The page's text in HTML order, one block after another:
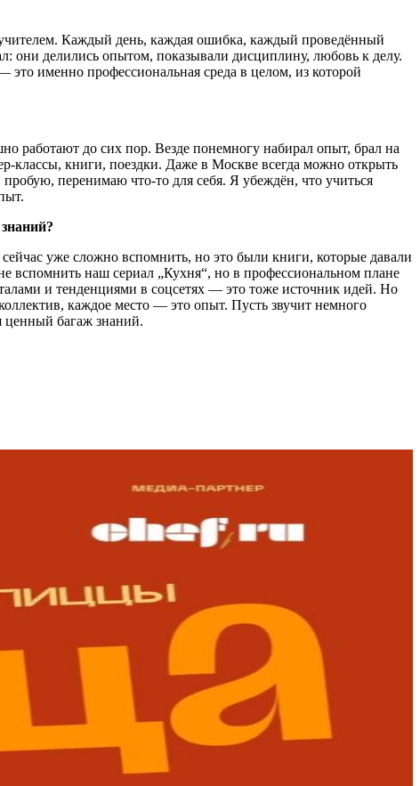
учителем. Каждый день, каждая ошибка, каждый проведённый
они делились опытом, показывали дисциплину, любовь к делу.
именно профессиональная среда в целом, из которой
работают до сих пор. Везде понемногу набирал опыт, брал на
классы, книги, поездки. Даже в Москве всегда можно открыть
перенимаю что-то для себя. Я убеждён, что учиться
уже сложно вспомнить, но это были книги, которые давали
вспомнить наш сериал „Кухня“, но в профессиональном плане
и тенденциями в соцсетях — это тоже источник идей. Но
каждое место — это опыт. Пусть звучит немного
ценный багаж знаний.